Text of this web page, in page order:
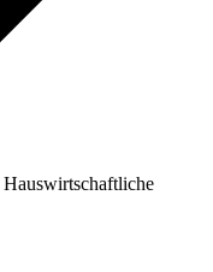
Hauswirtschaftliche